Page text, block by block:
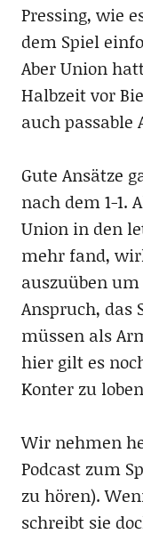
Pressing, wie
dem Spiel
Aber Union
Halbzeit vor
auch passable
Gute Ansätze
nach dem 1-1.
Union in den
mehr fand,
auszuüben
Anspruch, das
müssen als
hier gilt es
Konter zu
Wir nehmen
Podcast zum
zu hören).
schreibt sie